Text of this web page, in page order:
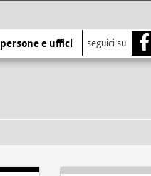
persone e uffici seguici su